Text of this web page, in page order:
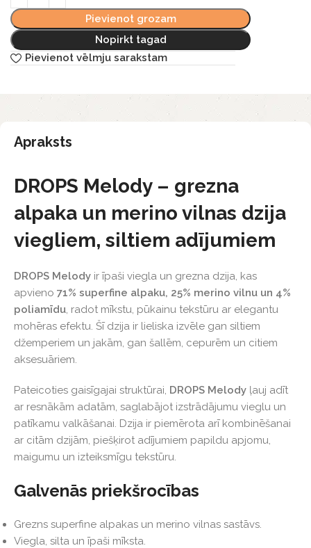
Pievienot grozam
Nopirkt tagad
Pievienot vēlmju sarakstam
Apraksts
DROPS Melody – grezna
alpaka un merino vilnas dzija
viegliem, siltiem adījumiem
DROPS Melody ir īpaši viegla un grezna dzija, kas
apvieno 71% superfine alpaku, 25% merino vilnu un 4%
poliamīdu , radot mīkstu, pūkainu tekstūru ar elegantu
mohēras efektu. Šī dzija ir lieliska izvēle gan siltiem
džemperiem un jakām, gan šallēm, cepurēm un citiem
aksesuāriem.
Pateicoties gaisīgajai struktūrai, DROPS Melody ļauj adīt
ar resnākām adatām, saglabājot izstrādājumu vieglu un
patīkamu valkāšanai. Dzija ir piemērota arī kombinēšanai
ar citām dzijām, piešķirot adījumiem papildu apjomu,
maigumu un izteiksmīgu tekstūru.
Galvenās priekšrocības
Grezns superfine alpakas un merino vilnas sastāvs.
Viegla, silta un īpaši mīksta.